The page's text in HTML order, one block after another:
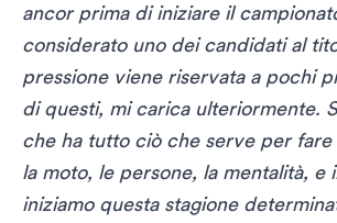
ancor prima di iniziare il
considerato uno dei candidati al
pressione viene riservata a pochi
di questi, mi carica ulteriormente.
che ha tutto ciò che serve per fare
la moto, le persone, la mentalità, e
iniziamo questa stagione